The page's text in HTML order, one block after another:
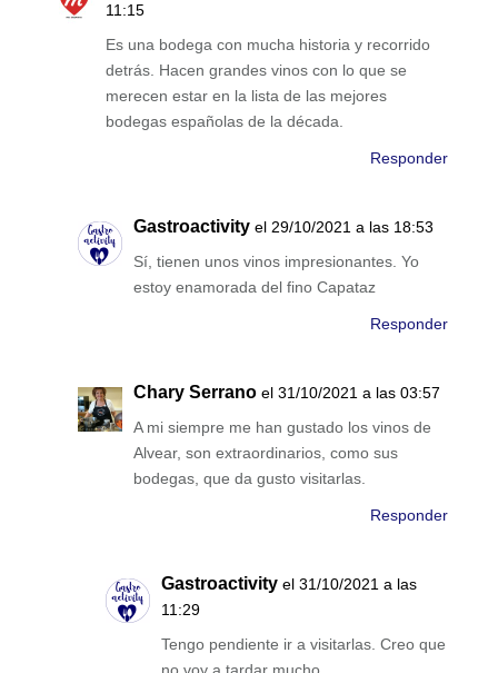
11:15
Es una bodega con mucha historia y recorrido
detrás. Hacen grandes vinos con lo que se
merecen estar en la lista de las mejores
bodegas españolas de la década.
Responder
Gastroactivity el 29/10/2021 a las 18:53
Sí, tienen unos vinos impresionantes. Yo
estoy enamorada del fino Capataz
Responder
Chary Serrano el 31/10/2021 a las 03:57
A mi siempre me han gustado los vinos de
Alvear, son extraordinarios, como sus
bodegas, que da gusto visitarlas.
Responder
Gastroactivity el 31/10/2021 a las
11:29
Tengo pendiente ir a visitarlas. Creo que